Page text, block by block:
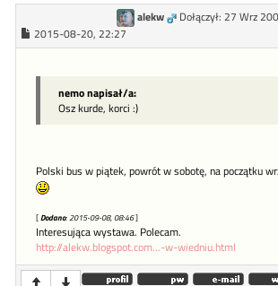
alekw
Dołączył: 27 Wrz
2015-08-20, 22:27
nemo napisał/a:
Osz kurde, korci :)
Polski bus w piątek, powrót w sobotę, na początku
[Dodano: 2015-09-08, 08:46]
Interesująca wystawa. Polecam.
http://alekw.blogspot.com...-w-wiedniu.html